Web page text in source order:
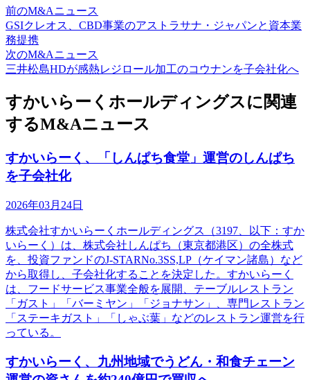
前のM&Aニュース
GSIクレオス、CBD事業のアストラサナ・ジャパンと資本業
務提携
次のM&Aニュース
三井松島HDが感熱レジロール加工のコウナンを子会社化へ
すかいらーくホールディングスに関連
するM&Aニュース
すかいらーく、「しんぱち食堂」運営のしんぱち
を子会社化
2026年03月24日
株式会社すかいらーくホールディングス（3197、以下：すか
いらーく）は、株式会社しんぱち（東京都港区）の全株式
を、投資ファンドのJ-STARNo.3SS,LP（ケイマン諸島）など
から取得し、子会社化することを決定した。すかいらーく
は、フードサービス事業全般を展開、テーブルレストラン
「ガスト」「バーミヤン」「ジョナサン」、専門レストラン
「ステーキガスト」「しゃぶ葉」などのレストラン運営を行
っている。
すかいらーく、九州地域でうどん・和食チェーン